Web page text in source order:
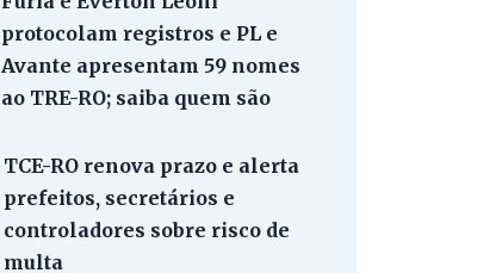
protocolam registros e PL e
Avante apresentam 59 nomes
ao TRE-RO; saiba quem são
TCE-RO renova prazo e alerta
prefeitos, secretários e
controladores sobre risco de
multa